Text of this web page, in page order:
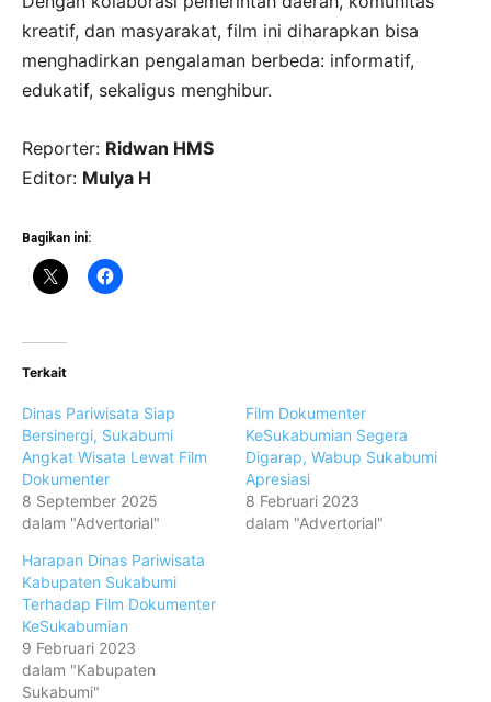
kreatif, dan masyarakat, film ini diharapkan bisa
menghadirkan pengalaman berbeda: informatif,
edukatif, sekaligus menghibur.
Reporter: Ridwan HMS
Editor: Mulya H
Bagikan ini:
Terkait
Dinas Pariwisata Siap
Bersinergi, Sukabumi
Angkat Wisata Lewat Film
Dokumenter
8 September 2025
dalam "Advertorial"
Film Dokumenter
KeSukabumian Segera
Digarap, Wabup Sukabumi
Apresiasi
8 Februari 2023
dalam "Advertorial"
Harapan Dinas Pariwisata
Kabupaten Sukabumi
Terhadap Film Dokumenter
KeSukabumian
9 Februari 2023
dalam "Kabupaten
Sukabumi"